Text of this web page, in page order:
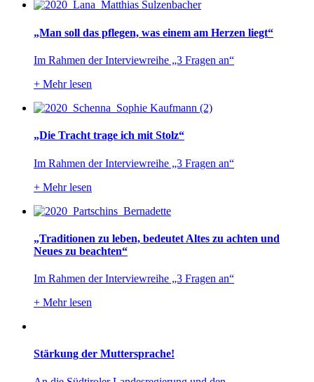
„Man soll das pflegen, was einem am Herzen liegt“
Im Rahmen der Interviewreihe „3 Fragen an“
+ Mehr lesen
„Die Tracht trage ich mit Stolz“
Im Rahmen der Interviewreihe „3 Fragen an“
+ Mehr lesen
„Traditionen zu leben, bedeutet Altes zu achten und
Neues zu beachten“
Im Rahmen der Interviewreihe „3 Fragen an“
+ Mehr lesen
Stärkung der Muttersprache!